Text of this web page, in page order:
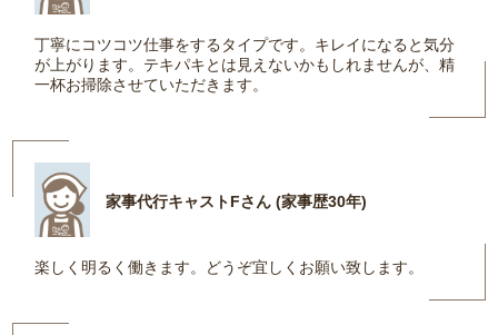
丁寧にコツコツ仕事をするタイプです。キレイになると気分
が上がります。テキパキとは見えないかもしれませんが、精
一杯お掃除させていただきます。
家事代行キャストFさん (家事歴30年)
楽しく明るく働きます。どうぞ宜しくお願い致します。